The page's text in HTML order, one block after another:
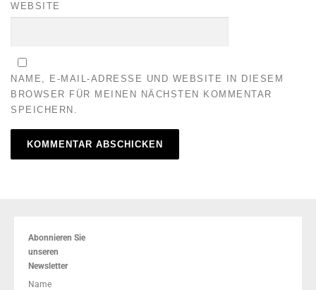
WEBSITE
NAME, E-MAIL-ADRESSE UND WEBSITE IN DIESEM
BROWSER FÜR MEINEN NÄCHSTEN KOMMENTAR
SPEICHERN.
Abonnieren Sie
unseren
Newsletter
Name